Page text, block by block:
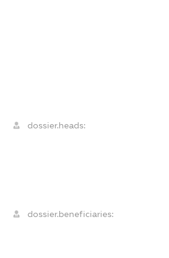
dossier.heads:
dossier.beneficiaries: